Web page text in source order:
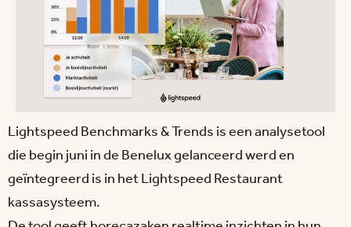
Lightspeed Benchmarks & Trends is een analysetool
die begin juni in de Benelux gelanceerd werd en
geïntegreerd is in het Lightspeed Restaurant
kassasysteem.